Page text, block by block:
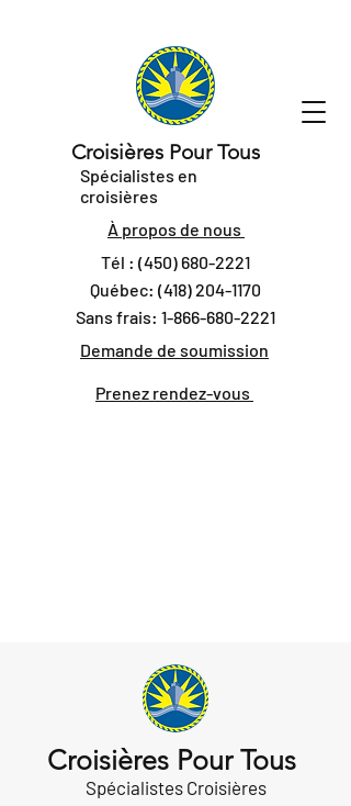
Croisières Pour Tous
Spécialistes en
croisières
À propos de nous
Tél : (450) 680-2221
Québec: (418) 204-1170
Sans frais: 1-866-680-2221
Demande de soumission
Prenez rendez-vous
Croisières Pour Tous
Spécialistes Croisières